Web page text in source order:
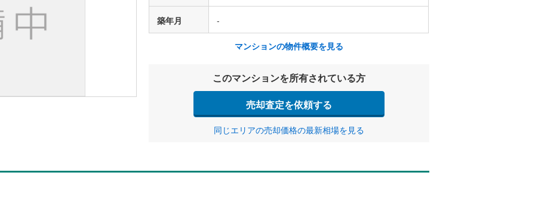
築年月 -
マンションの物件概要を見る
このマンションを所有されている方
売却査定を依頼する
同じエリアの売却価格の最新相場を見る